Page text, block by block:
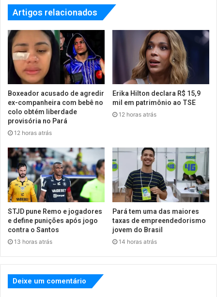
Artigos relacionados
Boxeador acusado de agredir
ex-companheira com bebê no
colo obtém liberdade
provisória no Pará
12 horas atrás
Erika Hilton declara R$ 15,9
mil em patrimônio ao TSE
12 horas atrás
STJD pune Remo e jogadores
e define punições após jogo
contra o Santos
13 horas atrás
Pará tem uma das maiores
taxas de empreendedorismo
jovem do Brasil
14 horas atrás
Deixe um comentário